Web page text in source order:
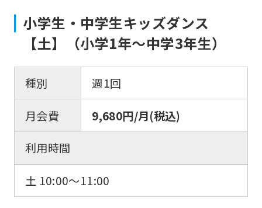
小学生・中学生キッズダンス
【土】（小学1年〜中学3年生）
種別
週1回
月会費
9,680円/月(税込)
利用時間
土 10:00〜11:00